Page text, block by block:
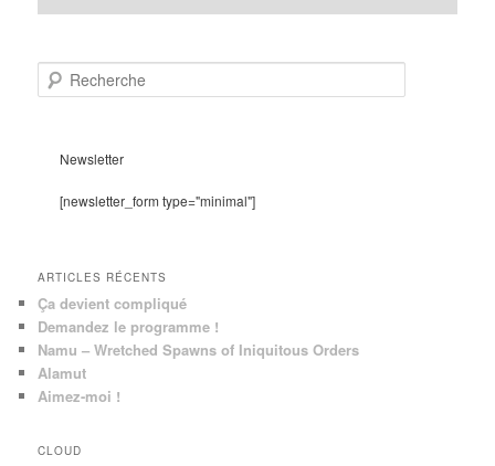
e
Newsletter
[newsletter_form type="minimal"]
ARTICLES RÉCENTS
Ça devient compliqué
Demandez le programme !
Namu – Wretched Spawns of Iniquitous Orders
Alamut
Aimez-moi !
CLOUD